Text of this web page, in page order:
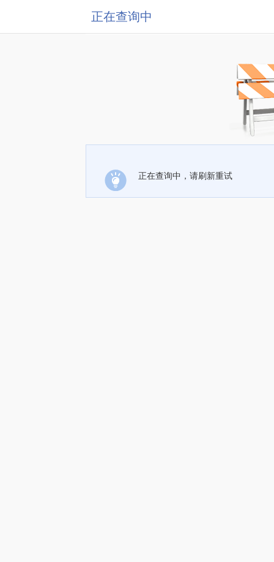
正在查询中
正在查询中，请刷新重试